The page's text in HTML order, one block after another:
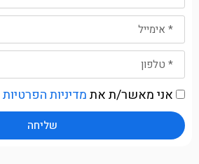
אני מאשר/ת אתמדיניות הפרטיות
שליחה